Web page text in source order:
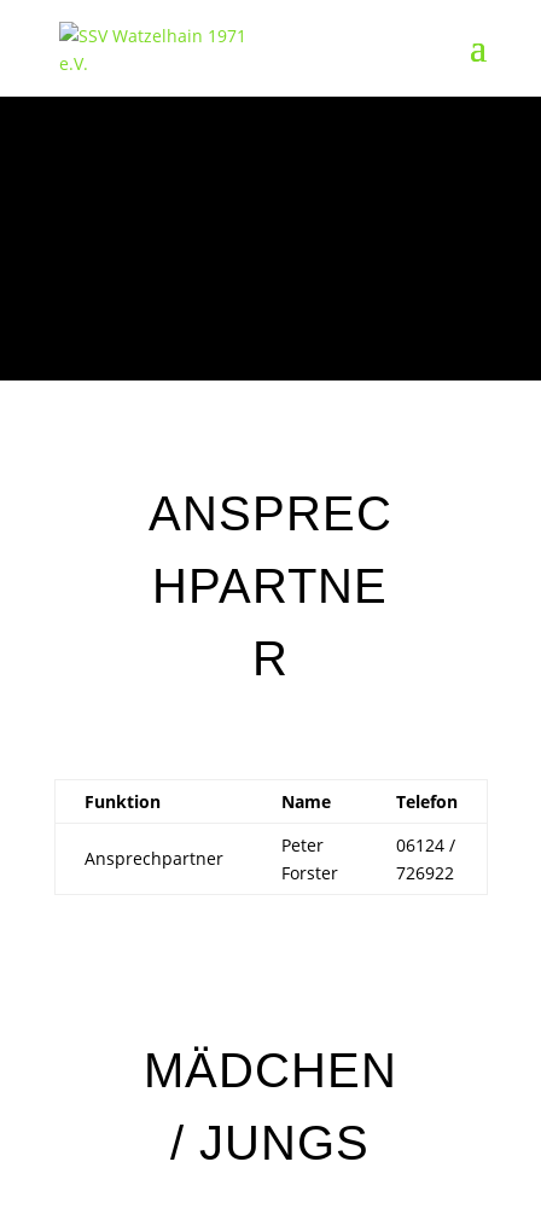
ANSPREC
HPARTNE
R
Funktion Name Telefon
Ansprechpartner
Peter
Forster
06124 /
726922
MÄDCHEN
/ JUNGS